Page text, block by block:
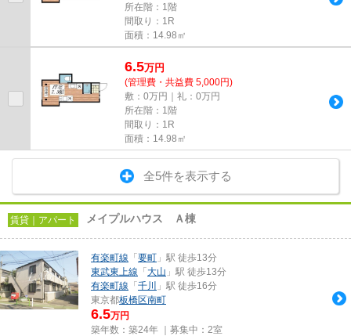
所在階：1階
間取り：1R
面積：14.98㎡
6.5万円
(管理費・共益費 5,000円)
敷：0万円｜礼：0万円
所在階：1階
間取り：1R
面積：14.98㎡
全5件を表示する
賃貸｜アパート メイプルハウス Ａ棟
有楽町線 「 要町 」駅 徒歩13分
東武東上線 「 大山 」駅 徒歩13分
有楽町線 「 千川
」駅 徒歩16分
東京都板橋区南町
6.5万円
築年数：築24年 ｜募集中： 2室